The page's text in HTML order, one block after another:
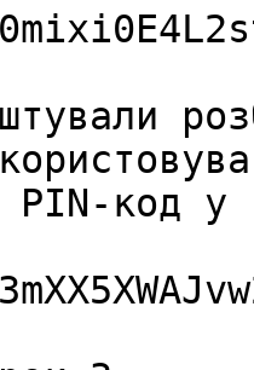
PIN-код у